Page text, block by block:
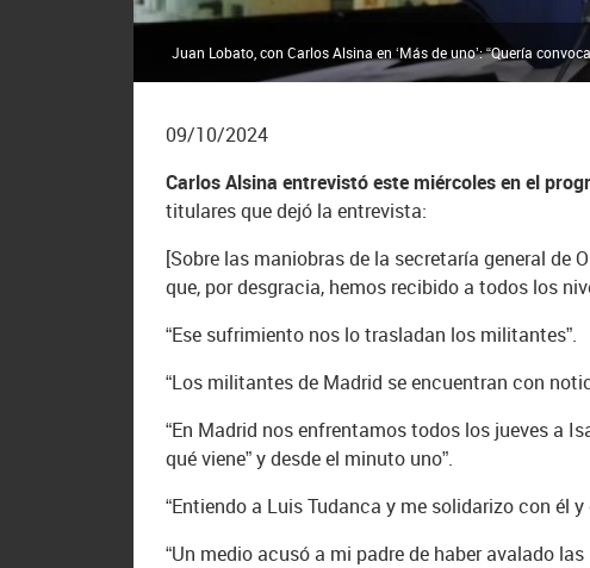
Juan Lobato, con Carlos Alsina en ‘Más de uno’: “Quería
09/10/2024
Carlos Alsina entrevistó este miércoles en el
titulares que dejó la entrevista:
[Sobre las maniobras de la secretaría general
que, por desgracia, hemos recibido a todos los
“Ese sufrimiento nos lo trasladan los militantes”.
“Los militantes de Madrid se encuentran con
“En Madrid nos enfrentamos todos los jueves a
qué viene” y desde el minuto uno”.
“Entiendo a Luis Tudanca y me solidarizo con él
“Un medio acusó a mi padre de haber avalado